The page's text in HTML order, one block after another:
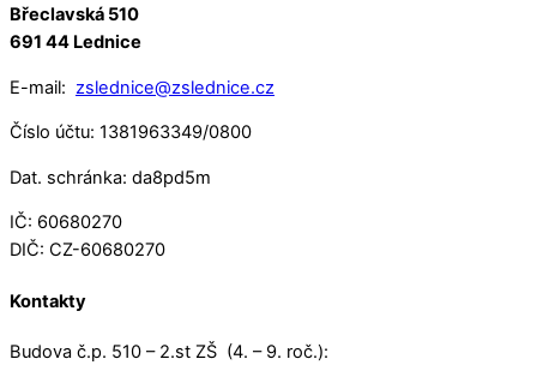
Břeclavská 510
691 44 Lednice
E-mail: zslednice@zslednice.cz
Číslo účtu: 1381963349/0800
Dat. schránka: da8pd5m
IČ: 60680270
DIČ: CZ-60680270
Kontakty
Budova č.p. 510 – 2.st ZŠ (4. – 9. roč.):